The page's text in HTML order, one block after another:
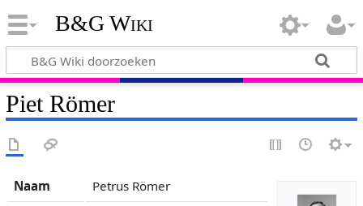
B&G Wiki
Piet Römer
Naam Petrus Römer